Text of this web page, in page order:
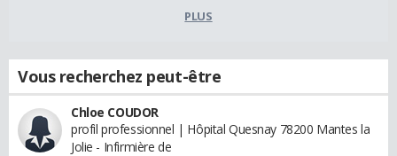
PLUS
Vous recherchez peut-être
Chloe COUDOR
profil professionnel | Hôpital Quesnay 78200 Mantes la
Jolie - Infirmière de